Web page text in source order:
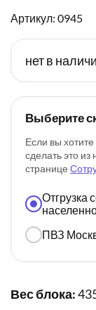
Артикул: 0945
нет в
Выберите
Если вы
сделать это
странице
Отгрузка
ПВЗ
Вес блока: